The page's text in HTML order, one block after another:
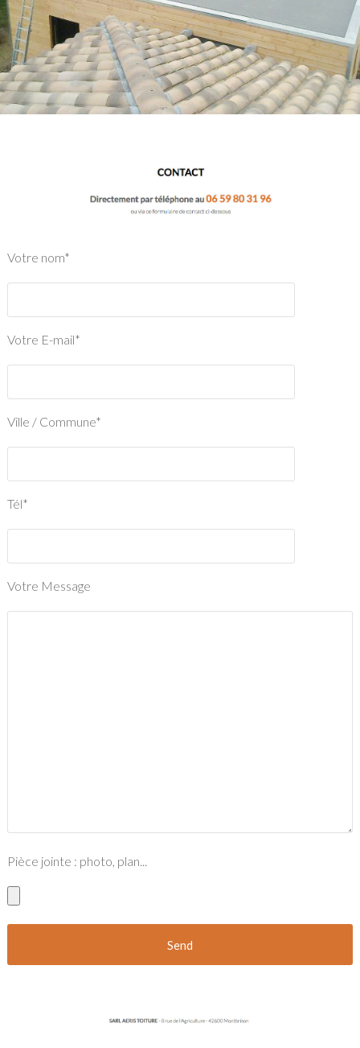
Votre nom*
Votre E-mail*
Ville / Commune*
Tél*
Votre Message
Pièce jointe : photo, plan...